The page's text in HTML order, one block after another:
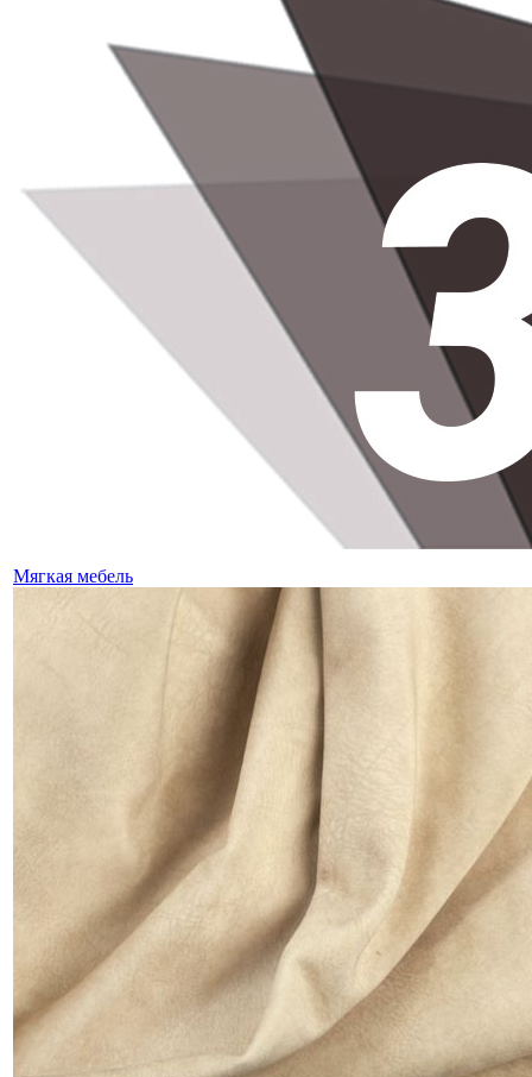
Мягкая мебель